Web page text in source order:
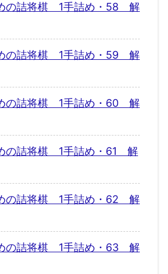
の詰将棋 1手詰め・58 解
の詰将棋 1手詰め・59 解
の詰将棋 1手詰め・60 解
の詰将棋 1手詰め・61 解
の詰将棋 1手詰め・62 解
の詰将棋 1手詰め・63 解